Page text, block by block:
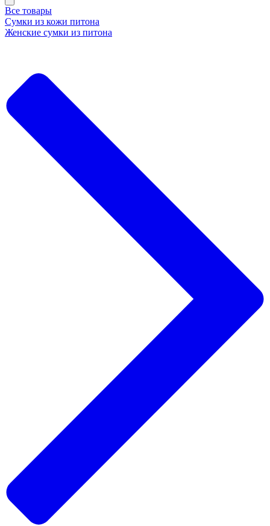
Все товары
Сумки из кожи питона
Женские сумки из питона